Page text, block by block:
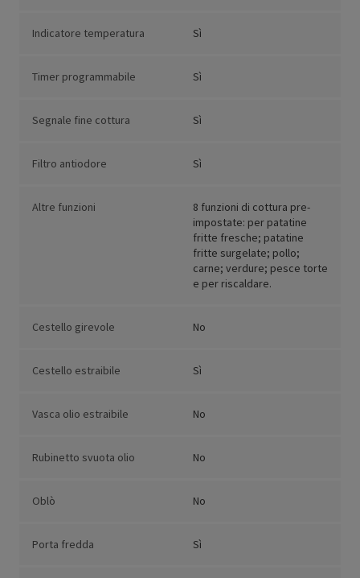
Indicatore temperatura Sì
Timer programmabile Sì
Segnale fine cottura Sì
Filtro antiodore Sì
Altre funzioni
8 funzioni di cottura pre-
impostate: per patatine
fritte fresche; patatine
fritte surgelate; pollo;
carne; verdure; pesce torte
e per riscaldare.
Cestello girevole No
Cestello estraibile Sì
Vasca olio estraibile No
Rubinetto svuota olio No
Oblò No
Porta fredda Sì